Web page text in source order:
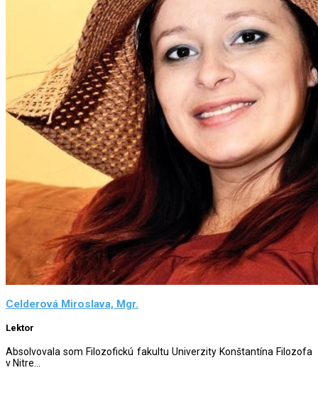
Celderová Miroslava, Mgr.
Lektor
Absolvovala som Filozofickú fakultu Univerzity Konštantína Filozofa
v Nitre...